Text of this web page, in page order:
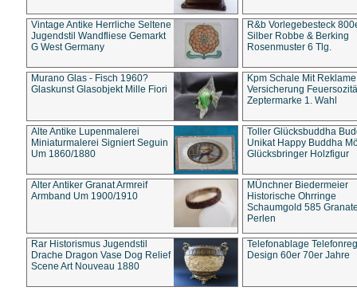
Vintage Antike Herrliche Seltene
Jugendstil Wandfliese Gemarkt
G West Germany
R&b Vorlegebesteck
Silber Robbe & Berking
Rosenmuster 6 Tlg.
Murano Glas - Fisch 1960?
Glaskunst Glasobjekt Mille Fiori
Kpm Schale Mit Reklame
Versicherung
Zeptermarke 1. Wahl
Alte Antike Lupenmalerei
Miniaturmalerei Signiert Seguin
Um 1860/1880
Toller Glücksbuddha
Unikat Happy Buddha
Glücksbringer Holzfigur
Alter Antiker Granat Armreif
Armband Um 1900/1910
MÜnchner Biedermeier
Historische Ohrringe
Schaumgold 585
Perlen
Rar Historismus Jugendstil
Drache Dragon Vase Dog Relief
Scene Art Nouveau 1880
Telefonablage
Design 60er 70er Jahre